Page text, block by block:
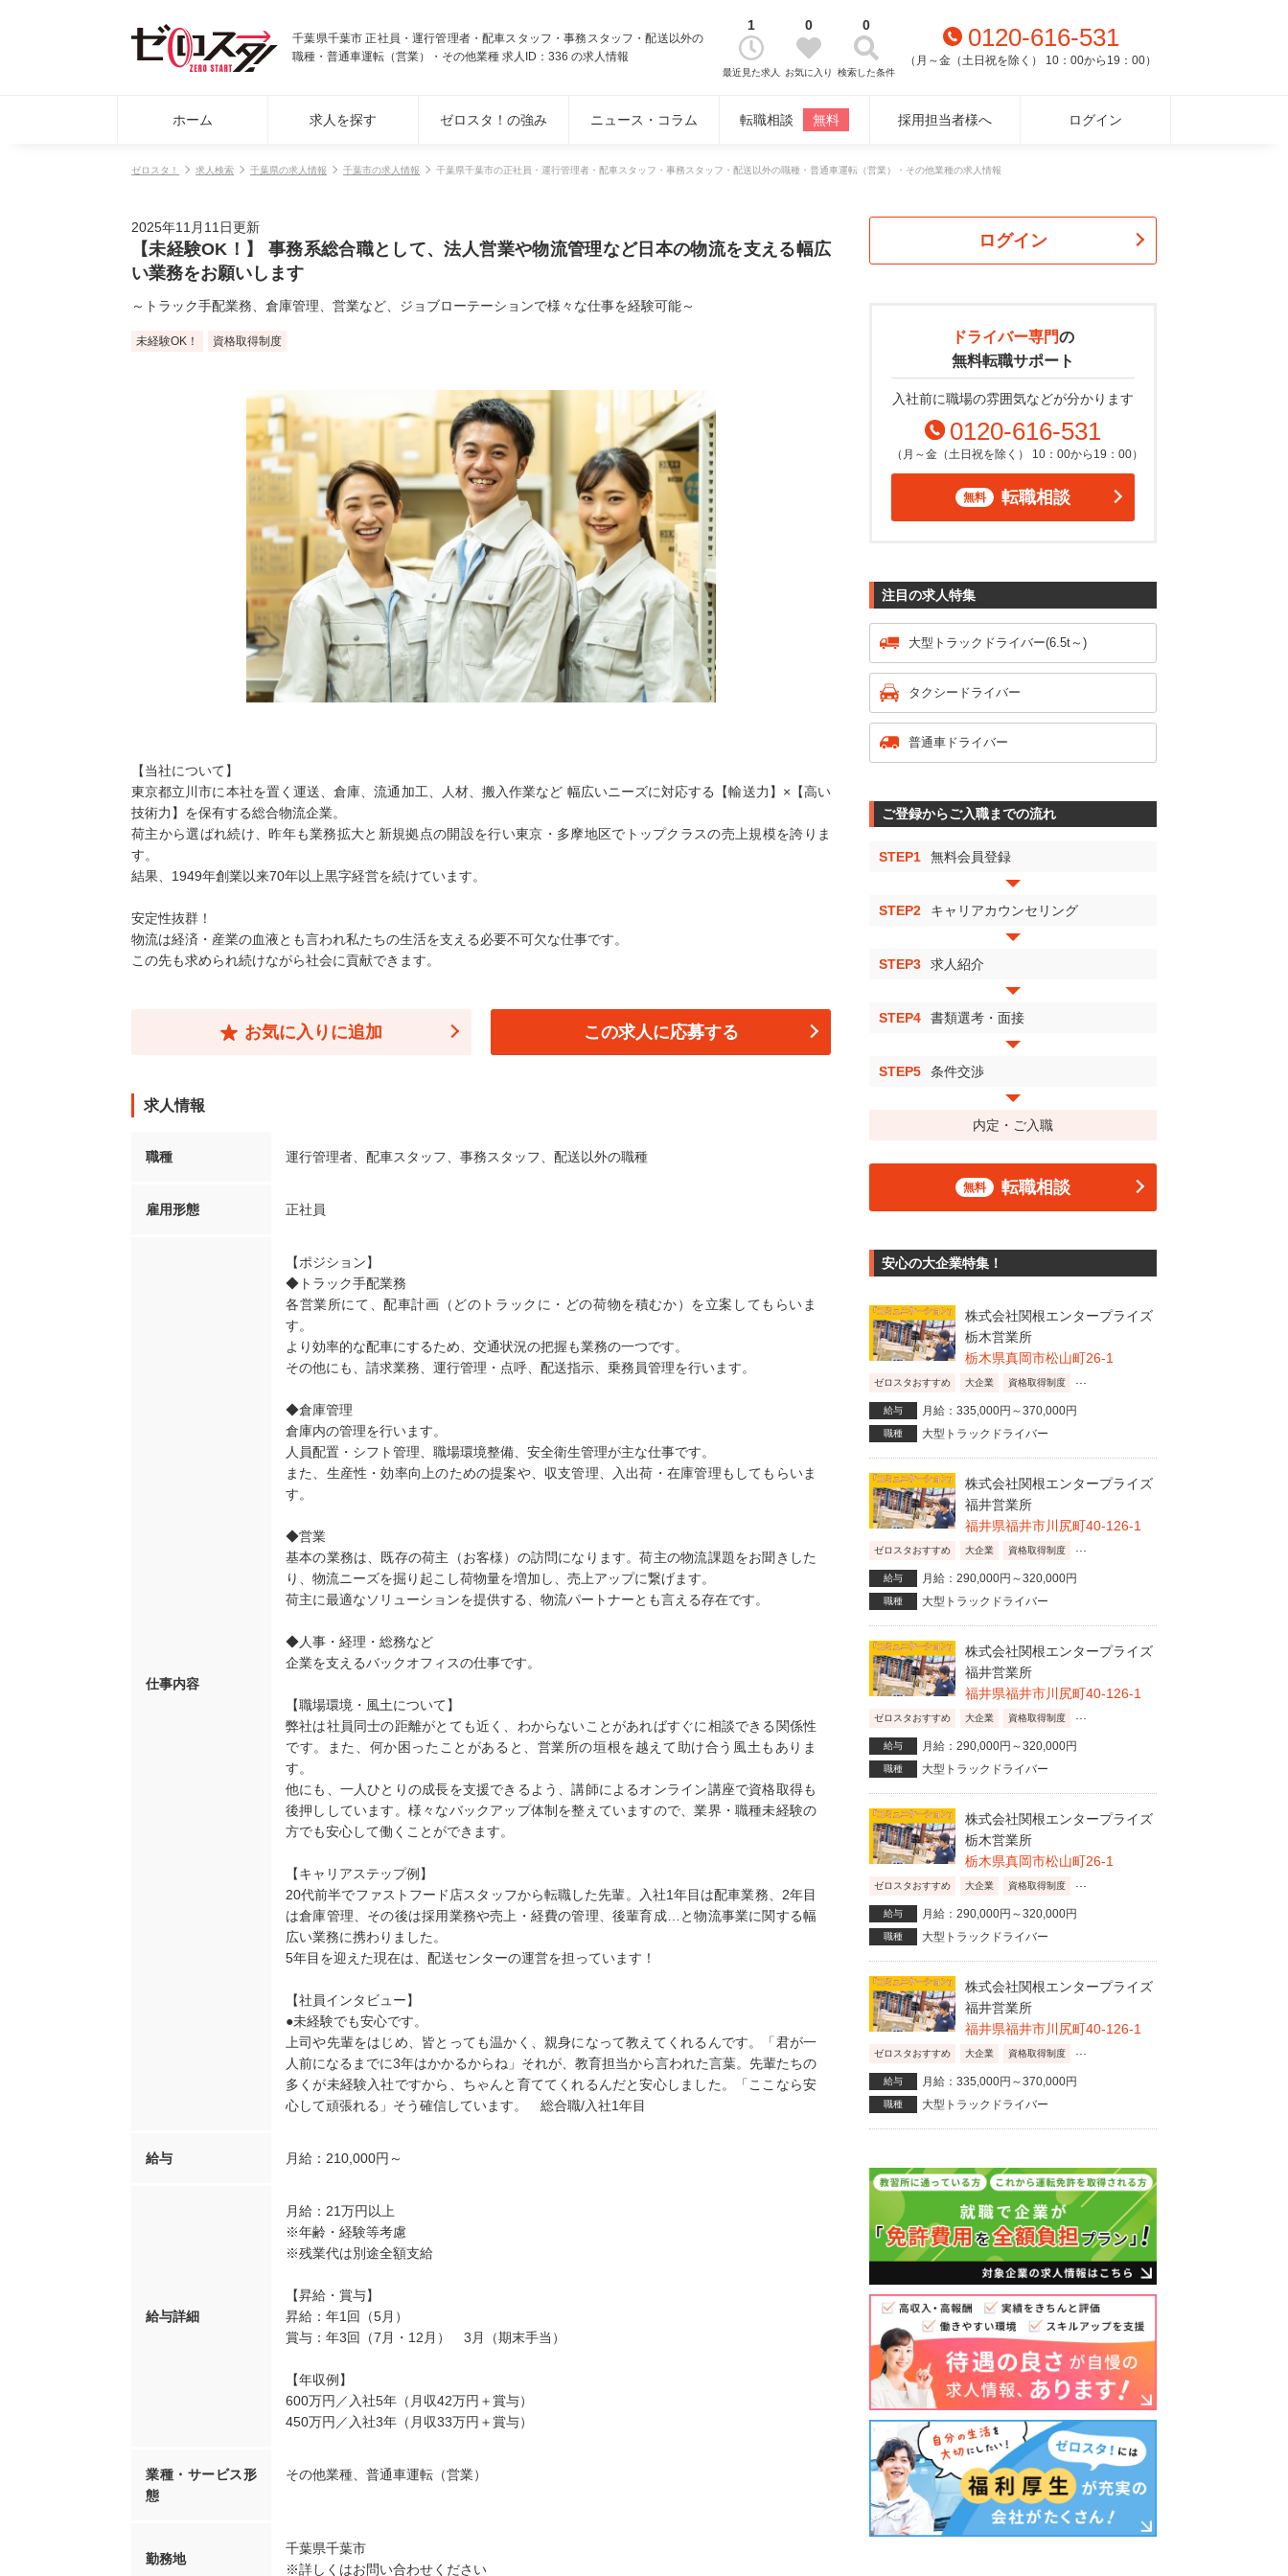
千葉県千葉市 正社員・運行管理者・配車スタッフ・事務スタッフ・配送以外の
職種・普通車運転（営業）・その他業種 求人ID：336 の求人情報
1
最近見た求人
0
お気に入り
0
検索した条件
0120-616-531
（月～金（土日祝を除く） 10：00から19：00）
ホーム 求人を探す ゼロスタ！の強み ニュース・コラム 転職相談 無料 採用担当者様へ ログイン
ゼロスタ！ 求人検索 千葉県の求人情報 千葉市の求人情報 千葉県千葉市の正社員・運行管理者・配車スタッフ・事務スタッフ・配送以外の職種・普通車運転（営業）・その他業種の求人情報
2025年11月11日更新
【未経験OK！】 事務系総合職として、法人営業や物流管理など日本の物流を支える幅広
い業務をお願いします
～トラック手配業務、倉庫管理、営業など、ジョブローテーションで様々な仕事を経験可能～
未経験OK！ 資格取得制度
【当社について】
東京都立川市に本社を置く運送、倉庫、流通加工、人材、搬入作業など 幅広いニーズに対応する【輸送力】×【高い
技術力】を保有する総合物流企業。
荷主から選ばれ続け、昨年も業務拡大と新規拠点の開設を行い東京・多摩地区でトップクラスの売上規模を誇りま
す。
結果、1949年創業以来70年以上黒字経営を続けています。
安定性抜群！
物流は経済・産業の血液とも言われ私たちの生活を支える必要不可欠な仕事です。
この先も求められ続けながら社会に貢献できます。
お気に入りに追加 この求人に応募する
求人情報
職種 運行管理者、 配車スタッフ、 事務スタッフ、 配送以外の職種
雇用形態 正社員
仕事内容
【ポジション】
◆トラック手配業務
各営業所にて、配車計画（どのトラックに・どの荷物を積むか）を立案してもらいま
す。
より効率的な配車にするため、交通状況の把握も業務の一つです。
その他にも、請求業務、運行管理・点呼、配送指示、乗務員管理を行います。
◆倉庫管理
倉庫内の管理を行います。
人員配置・シフト管理、職場環境整備、安全衛生管理が主な仕事です。
また、生産性・効率向上のための提案や、収支管理、入出荷・在庫管理もしてもらいま
す。
◆営業
基本の業務は、既存の荷主（お客様）の訪問になります。荷主の物流課題をお聞きした
り、物流ニーズを掘り起こし荷物量を増加し、売上アップに繋げます。
荷主に最適なソリューションを提供する、物流パートナーとも言える存在です。
◆人事・経理・総務など
企業を支えるバックオフィスの仕事です。
【職場環境・風土について】
弊社は社員同士の距離がとても近く、わからないことがあればすぐに相談できる関係性
です。また、何か困ったことがあると、営業所の垣根を越えて助け合う風土もありま
す。
他にも、一人ひとりの成長を支援できるよう、講師によるオンライン講座で資格取得も
後押ししています。様々なバックアップ体制を整えていますので、業界・職種未経験の
方でも安心して働くことができます。
【キャリアステップ例】
20代前半でファストフード店スタッフから転職した先輩。入社1年目は配車業務、2年目
は倉庫管理、その後は採用業務や売上・経費の管理、後輩育成…と物流事業に関する幅
広い業務に携わりました。
5年目を迎えた現在は、配送センターの運営を担っています！
【社員インタビュー】
●未経験でも安心です。
上司や先輩をはじめ、皆とっても温かく、親身になって教えてくれるんです。「君が一
人前になるまでに3年はかかるからね」それが、教育担当から言われた言葉。先輩たちの
多くが未経験入社ですから、ちゃんと育ててくれるんだと安心しました。「ここなら安
心して頑張れる」そう確信しています。 総合職/入社1年目
給与 月給：210,000円～
給与詳細
月給：21万円以上
※年齢・経験等考慮
※残業代は別途全額支給
【昇給・賞与】
昇給：年1回（5月）
賞与：年3回（7月・12月） 3月（期末手当）
【年収例】
600万円／入社5年（月収42万円＋賞与）
450万円／入社3年（月収33万円＋賞与）
業種・サービス形
態
その他業種、 普通車運転（営業）
勤務地
千葉県千葉市
※詳しくはお問い合わせください
ログイン
ドライバー専門の
無料転職サポート
入社前に職場の雰囲気などが分かります
0120-616-531
（月～金（土日祝を除く） 10：00から19：00）
無料 転職相談
注目の求人特集
大型トラックドライバー(6.5t～)
タクシードライバー
普通車ドライバー
ご登録からご入職までの流れ
STEP1 無料会員登録
STEP2 キャリアカウンセリング
STEP3 求人紹介
STEP4 書類選考・面接
STEP5 条件交渉
内定・ご入職
無料 転職相談
安心の大企業特集！
株式会社関根エンタープライズ
栃木営業所
栃木県真岡市松山町26-1
ゼロスタおすすめ 大企業 資格取得制度
給与 月給：335,000円～370,000円
職種 大型トラックドライバー
株式会社関根エンタープライズ
福井営業所
福井県福井市川尻町40-126-1
ゼロスタおすすめ 大企業 資格取得制度
給与 月給：290,000円～320,000円
職種 大型トラックドライバー
株式会社関根エンタープライズ
福井営業所
福井県福井市川尻町40-126-1
ゼロスタおすすめ 大企業 資格取得制度
給与 月給：290,000円～320,000円
職種 大型トラックドライバー
株式会社関根エンタープライズ
栃木営業所
栃木県真岡市松山町26-1
ゼロスタおすすめ 大企業 資格取得制度
給与 月給：290,000円～320,000円
職種 大型トラックドライバー
株式会社関根エンタープライズ
福井営業所
福井県福井市川尻町40-126-1
ゼロスタおすすめ 大企業 資格取得制度
給与 月給：335,000円～370,000円
職種 大型トラックドライバー